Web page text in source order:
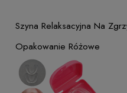
Szyna Relaksacyjna Na
Opakowanie Różowe